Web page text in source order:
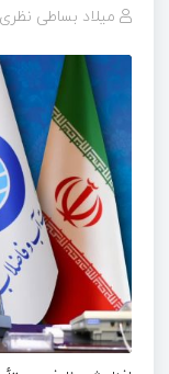
میلاد بساطی نظری